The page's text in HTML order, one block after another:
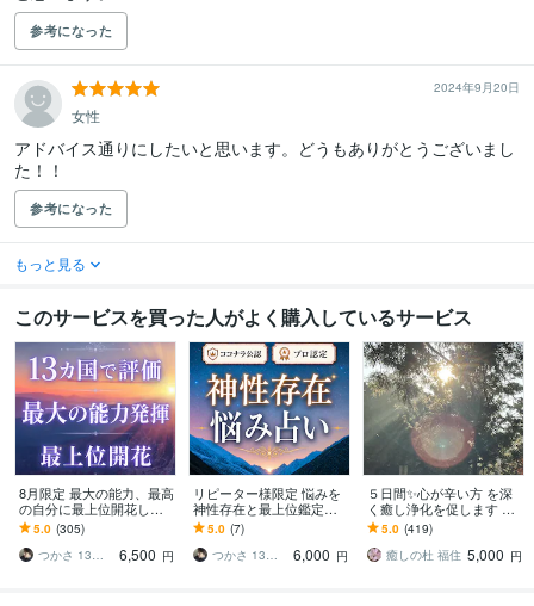
参考になった
2024年9月20日
女性
アドバイス通りにしたいと思います。どうもありがとうございまし
た！！
参考になった
もっと見る
このサービスを買った人がよく購入しているサービス
8月限定 最大の能力、最高
の自分に最上位開花しま
す 占いおすすめ1位 最も
好評な月限定出品 世界13
カ国で評価
5.0 (305)
つかさ 13カ国で評価 8月新2件受付中
6,500 円
リピーター様限定 悩みを
神性存在と最上位鑑定し
ます 占いおすすめ12位
様々なお悩みに対応 世界1
3カ国で評価
5.0 (7)
つかさ 13カ国で評価 8月新2件受付中
6,000 円
５日間✨心が辛い方 を深
く癒し浄化を促します ✨
魂を癒す✨スピリット ヒ
ーリングを経験してみま
せんか
5.0 (419)
癒しの杜 福住 5,000 円